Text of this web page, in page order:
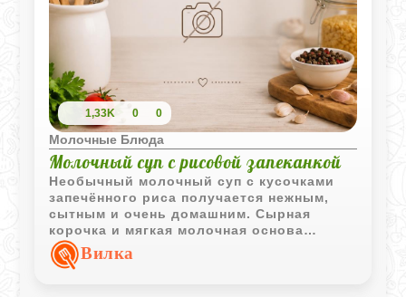
1,33K 0 0
Молочные Блюда
Молочный суп с рисовой запеканкой
Необычный молочный суп с кусочками
запечённого риса получается нежным,
сытным и очень домашним. Сырная
корочка и мягкая молочная основа
делают блюдо особенно уютным для
семейного обеда.
Вилка